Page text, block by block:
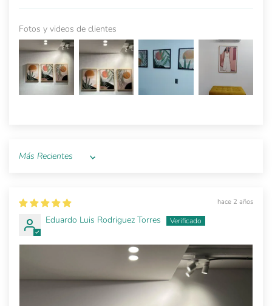
Fotos y videos de clientes
Sort by
hace 2 años
Eduardo Luis Rodriguez Torres